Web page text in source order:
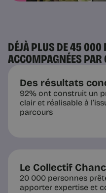
DÉJÀ PLUS DE 45 000
ACCOMPAGNÉES PAR
Des résultats
92% ont construit un
clair et réalisable à
parcours
Le Collectif
20 000 personnes
apporter expertise et